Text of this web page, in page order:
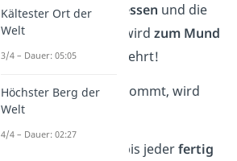
✅ Es wirdgerade gesessen und die
Gabel mit dem Essen wirdzum Mund
geführt – nicht umgekehrt!
✅ Was auf den Teller kommt, wird
auch
✅ Alle bleiben sitzen, bis jederfertig
Kältester Ort der
Welt
3/4 – Dauer: 05:05
Höchster Berg der
Welt
4/4 – Dauer: 02:27